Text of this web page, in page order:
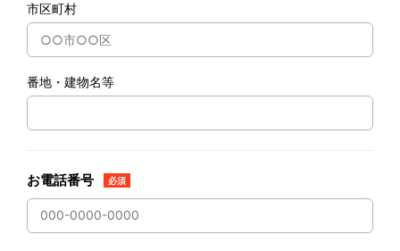
市区町村
番地・建物名等
お電話番号 必須